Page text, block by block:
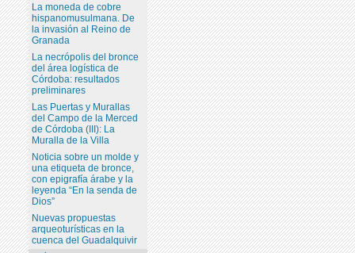
La moneda de cobre
hispanomusulmana. De
la invasión al Reino de
Granada
La necrópolis del bronce
del área logística de
Córdoba: resultados
preliminares
Las Puertas y Murallas
del Campo de la Merced
de Córdoba (III): La
Muralla de la Villa
Noticia sobre un molde y
una etiqueta de bronce,
con epigrafía árabe y la
leyenda “En la senda de
Dios”
Nuevas propuestas
arqueoturísticas en la
cuenca del Guadalquivir